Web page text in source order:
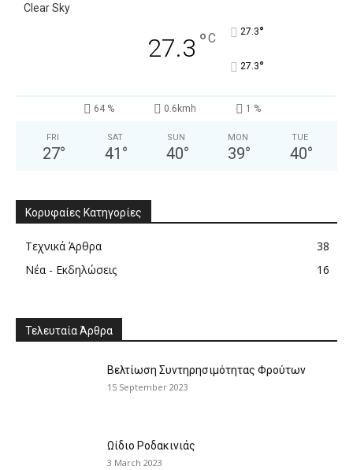
Clear Sky
27.3 °C 27.3°
27.3°
64 % 0.6kmh 1 %
FRI
27°
SAT
41 °
SUN
40°
MON
39°
TUE
40°
Κορυφαίες Κατηγορίες
Τεχνικά Άρθρα
38
Νέα - Εκδηλώσεις
16
Τελευταία Άρθρα
Βελτίωση Συντηρησιμότητας Φρούτων
15 September 2023
Ωίδιο Ροδακινιάς
3 March 2023